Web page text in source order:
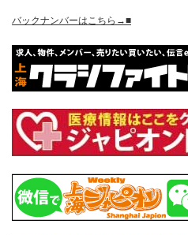
バックナンバーはこちら→■